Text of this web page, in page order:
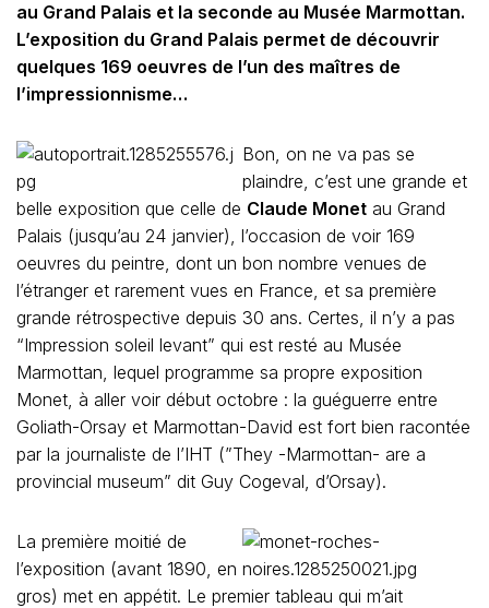
au Grand Palais et la seconde au Musée Marmottan.
L’exposition du Grand Palais permet de découvrir
quelques 169 oeuvres de l’un des maîtres de
l’impressionnisme…
Bon, on ne va pas se
plaindre, c’est une grande et
belle exposition que celle de Claude Monet au Grand
Palais (jusqu’au 24 janvier), l’occasion de voir 169
oeuvres du peintre, dont un bon nombre venues de
l’étranger et rarement vues en France, et sa première
grande rétrospective depuis 30 ans. Certes, il n’y a pas
“Impression soleil levant” qui est resté au Musée
Marmottan, lequel programme sa propre exposition
Monet, à aller voir début octobre : la guéguerre entre
Goliath-Orsay et Marmottan-David est fort bien racontée
par la journaliste de l’IHT (”They -Marmottan- are a
provincial museum” dit Guy Cogeval, d’Orsay).
La première moitié de
l’exposition (avant 1890, en
gros) met en appétit. Le premier tableau qui m’ait